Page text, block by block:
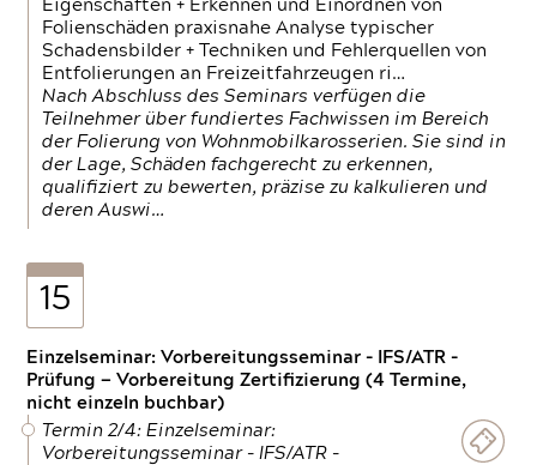
Eigenschaften + Erkennen und Einordnen von
Folienschäden praxisnahe Analyse typischer
Schadensbilder + Techniken und Fehlerquellen von
Entfolierungen an Freizeitfahrzeugen ri…
Nach Abschluss des Seminars verfügen die
Teilnehmer über fundiertes Fachwissen im Bereich
der Folierung von Wohnmobilkarosserien. Sie sind in
der Lage, Schäden fachgerecht zu erkennen,
qualifiziert zu bewerten, präzise zu kalkulieren und
deren Auswi…
15
Einzelseminar: Vorbereitungsseminar - IFS/ATR -
Prüfung — Vorbereitung Zertifizierung (4 Termine,
nicht einzeln buchbar)
Termin 2/4: Einzelseminar:
Vorbereitungsseminar - IFS/ATR -